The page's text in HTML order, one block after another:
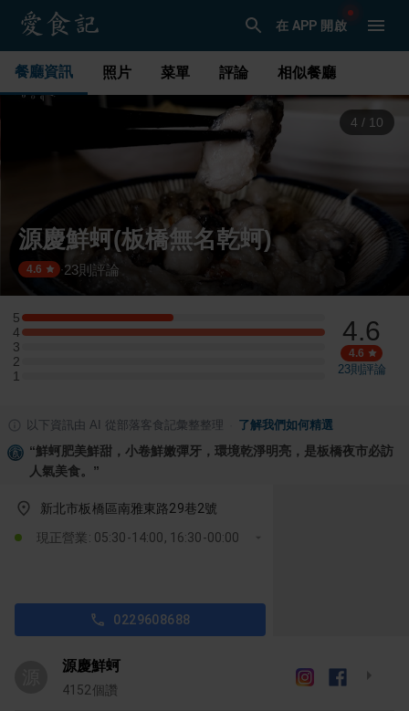
在 APP 開啟
餐廳資訊 照片 菜單 評論 相似餐廳
4 / 10
源慶鮮蚵(板橋無名乾蚵)
4.6 ·23則評論
5
5 星：2 則評論
4
4 星：4 則評論
3
3 星：0 則評論
2
2 星：0 則評論
1
1 星：0 則評論
4.6
4.6
23則評論
以下資訊由 AI 從部落客食記彙整整理 了解我們如何精選
“鮮蚵肥美鮮甜，小卷鮮嫩彈牙，環境乾淨明亮，是板橋夜市必訪
人氣美食。 ”
新北市板橋區南雅東路29巷2號
現正營業: 05:30-14:00, 16:30-00:00
0229608688
源慶鮮蚵
4152個讚